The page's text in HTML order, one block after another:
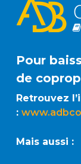
Pour
de
Retrouvez
:
Mais aussi :